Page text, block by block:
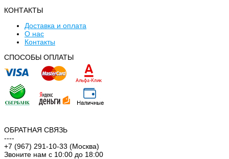
КОНТАКТЫ
Доставка и оплата
О нас
Контакты
CПОСОБЫ ОПЛАТЫ
ОБРАТНАЯ СВЯЗЬ
----
+7 (967) 291-10-33 (Москва)
Звоните нам с 10:00 до 18:00